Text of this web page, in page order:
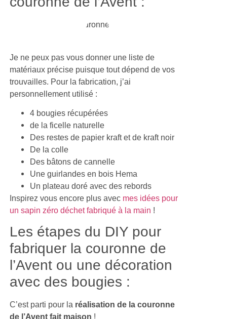
Je ne peux pas vous donner une liste de
matériaux précise puisque tout dépend de vos
trouvailles. Pour la fabrication, j’ai
personnellement utilisé :
4 bougies récupérées
de la ficelle naturelle
Des restes de papier kraft et de kraft noir
De la colle
Des bâtons de cannelle
Une guirlandes en bois Hema
Un plateau doré avec des rebords
Inspirez vous encore plus avec mes idées pour
un sapin zéro déchet fabriqué à la main !
Les étapes du DIY pour
fabriquer la couronne de
l’Avent ou une décoration
avec des bougies :
C’est parti pour la réalisation de la couronne
de l’Avent fait maison !